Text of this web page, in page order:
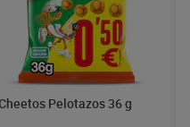
Pelotazos 36 g